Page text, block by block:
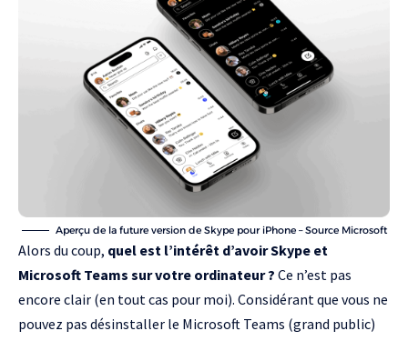
Aperçu de la future version de Skype pour iPhone – Source Microsoft
Alors du coup, quel est l’intérêt d’avoir Skype et
Microsoft Teams sur votre ordinateur ? Ce n’est pas
encore clair (en tout cas pour moi). Considérant que vous ne
pouvez pas désinstaller le Microsoft Teams (grand public)